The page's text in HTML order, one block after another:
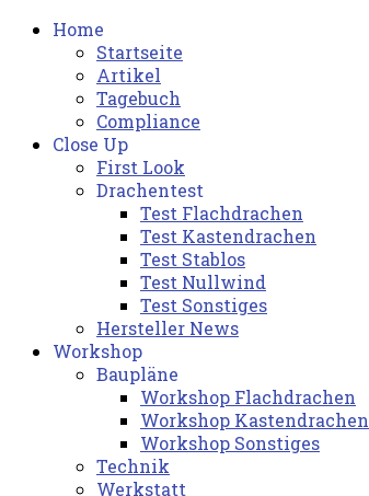
Home
Startseite
Artikel
Tagebuch
Compliance
Close Up
First Look
Drachentest
Test Flachdrachen
Test Kastendrachen
Test Stablos
Test Nullwind
Test Sonstiges
Hersteller News
Workshop
Baupläne
Workshop Flachdrachen
Workshop Kastendrachen
Workshop Sonstiges
Technik
Werkstatt